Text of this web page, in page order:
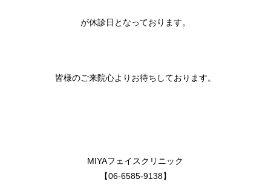
が休診日となっております。
皆様のご来院心よりお待ちしております。
MIYAフェイスクリニック
【06-6585-9138】